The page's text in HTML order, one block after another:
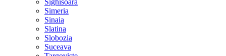
Sighisoara
Simeria
Sinaia
Slatina
Slobozia
Suceava